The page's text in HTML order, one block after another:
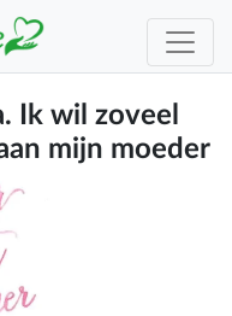
Ik wil zoveel
mijn moeder